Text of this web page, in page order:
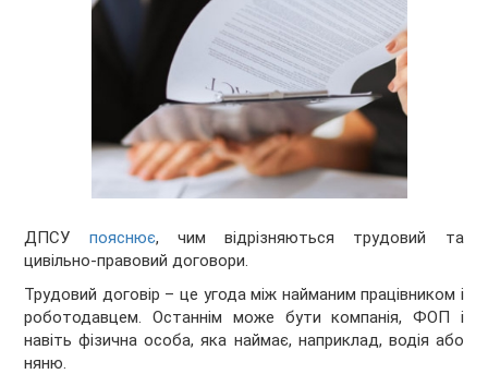
ДПСУ пояснює, чим відрізняються трудовий та
цивільно-правовий договори.
Трудовий договір – це угода між найманим працівником і
роботодавцем. Останнім може бути компанія, ФОП і
навіть фізична особа, яка наймає, наприклад, водія або
няню.